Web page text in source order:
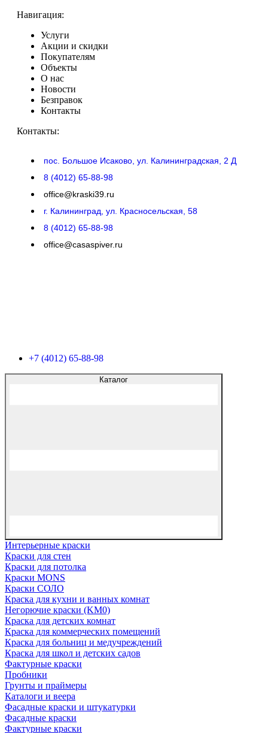
Навигация:
Услуги
Акции и скидки
Покупателям
Объекты
О нас
Новости
Безправок
Контакты
Контакты:
пос. Большое Исаково, ул. Калининградская, 2 Д
8 (4012) 65-88-98
office@kraski39.ru
г. Калининград, ул. Красносельская, 58
8 (4012) 65-88-98
office@casaspiver.ru
+7 (4012) 65-88-98
Каталог
Интерьерные краски
Краски для стен
Краски для потолка
Краски MONS
Краски СОЛО
Краска для кухни и ванных комнат
Негорючие краски (KM0)
Краска для детских комнат
Краска для коммерческих помещений
Краска для больниц и медучреждений
Краска для школ и детских садов
Фактурные краски
Пробники
Грунты и праймеры
Каталоги и веера
Фасадные краски и штукатурки
Фасадные краски
Фактурные краски